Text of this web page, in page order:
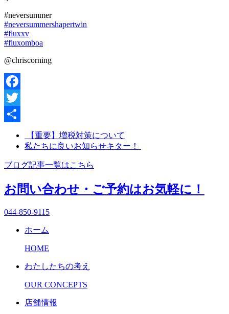
#neversummer
#neversummershapertwin
#fluxxv
#fluxomboa
@chriscorning
Facebook
Twitter
【重要】増税対策について
私たちに良いお知らせキター！
ブログ記事一覧はこちら
お問い合わせ・ご予約はお気軽に！
044-850-9115
ホーム
HOME
わたしたちの考え
OUR CONCEPTS
店舗情報